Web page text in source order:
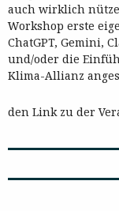
auch wirklich
Workshop erste
ChatGPT, Gemini,
und/oder die
Klima-Allianz
den Link zu der